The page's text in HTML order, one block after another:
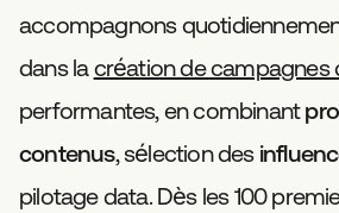
accompagnons
dans lacréation de campagnes
performantes, en combinant
contenus, sélection des
pilotage data. Dès les 100